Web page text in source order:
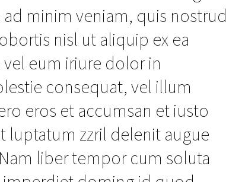
minim veniam, quis nostrud
nisl ut aliquip ex ea
eum iriure dolor in
consequat, vel illum
eros et accumsan et iusto
luptatum zzril delenit augue
liber tempor cum soluta